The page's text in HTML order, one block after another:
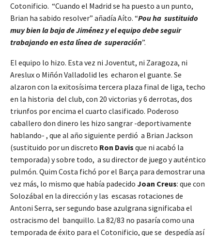
Cotonificio. “Cuando el Madrid se ha puesto a un punto,
Brian ha sabido resolver” añadía Aíto. “Pou ha sustituido
muy bien la baja de Jiménez y el equipo debe seguir
trabajando en esta línea de superación”.
El equipo lo hizo. Esta vez ni Joventut, ni Zaragoza, ni
Areslux o Miñón Valladolid les echaron el guante. Se
alzaron con la exitosísima tercera plaza final de liga, techo
en la historia del club, con 20 victorias y 6 derrotas, dos
triunfos por encima el cuarto clasificado. Poderoso
caballero don dinero les hizo sangrar -deportivamente
hablando- , que al año siguiente perdió a Brian Jackson
(sustituido por un discreto Ron Davis que ni acabó la
temporada) y sobre todo, a su director de juego y auténtico
pulmón. Quim Costa fichó por el Barça para demostrar una
vez más, lo mismo que había padecido Joan Creus: que con
Solozábal en la dirección y las escasas rotaciones de
Antoni Serra, ser segundo base azulgrana significaba el
ostracismo del banquillo. La 82/83 no pasaría como una
temporada de éxito para el Cotonificio, que se despedía así